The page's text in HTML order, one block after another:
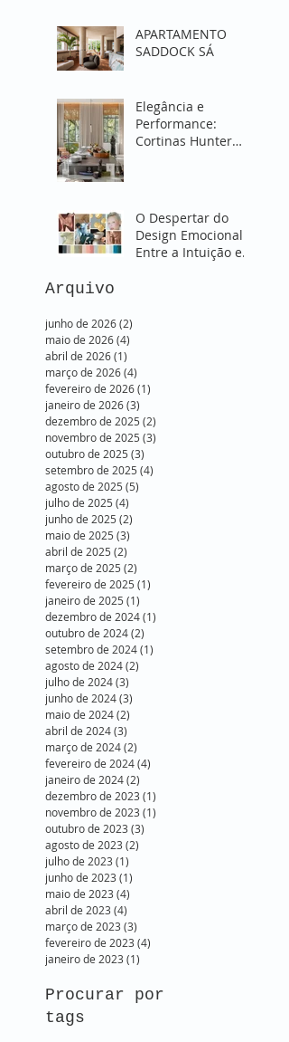
APARTAMENTO
SADDOCK SÁ
Elegância e
Performance:
Cortinas Hunter
O Despertar do
Design Emocional:
Entre a Intuição e o
Arquivo
junho de 2026(2)
maio de 2026(4)
abril de 2026(1)
março de 2026(4)
fevereiro de 2026(1)
janeiro de 2026(3)
dezembro de 2025 (2)
novembro de 2025 (3)
outubro de 2025 (3)
setembro de 2025 (4)
agosto de 2025 (5)
julho de 2025 (4)
junho de 2025 (2)
maio de 2025 (3)
abril de 2025 (2)
março de 2025 (2)
fevereiro de 2025 (1)
janeiro de 2025 (1)
dezembro de 2024(1)
outubro de 2024(2)
setembro de 2024(1)
agosto de 2024(2)
julho de 2024(3)
junho de 2024(3)
maio de 2024(2)
abril de 2024(3)
março de 2024(2)
fevereiro de 2024(4)
janeiro de 2024(2)
dezembro de 2023 (1)
novembro de 2023 (1)
outubro de 2023 (3)
agosto de 2023 (2)
julho de 2023 (1)
junho de 2023 (1)
maio de 2023 (4)
abril de 2023 (4)
março de 2023 (3)
fevereiro de 2023 (4)
janeiro de 2023 (1)
Procurar por
tags